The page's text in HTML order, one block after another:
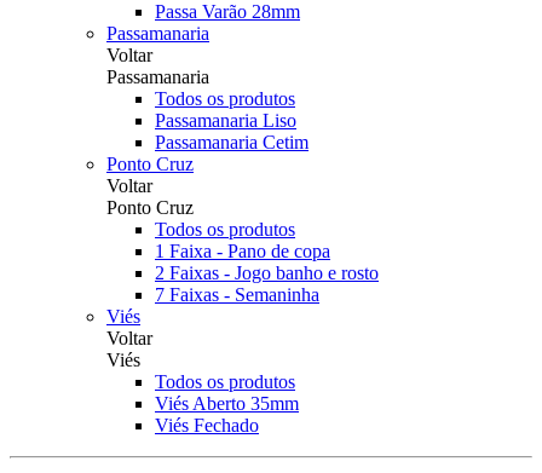
Passa Varão 28mm
Passamanaria
Voltar
Passamanaria
Todos os produtos
Passamanaria Liso
Passamanaria Cetim
Ponto Cruz
Voltar
Ponto Cruz
Todos os produtos
1 Faixa - Pano de copa
2 Faixas - Jogo banho e rosto
7 Faixas - Semaninha
Viés
Voltar
Viés
Todos os produtos
Viés Aberto 35mm
Viés Fechado